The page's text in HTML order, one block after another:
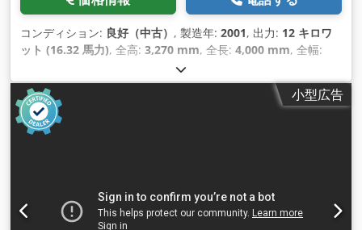
コンディション: 良好（中古） , 製造年: 2001, 出力: 12 キロワ
ット (16.32 馬力), 全高: 3,270 mm, 全長: 4,000 mm, 全幅:
4,400 kg（キログラム）
小型広告